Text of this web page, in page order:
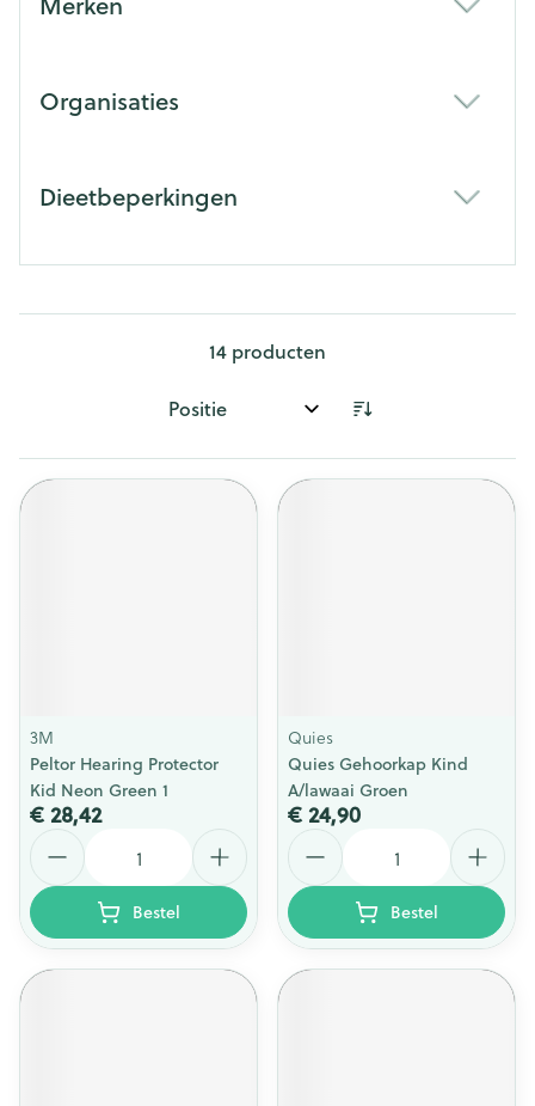
Organisaties
Dieetbeperkingen
14 producten
Sorteer op:
3M
Peltor Hearing Protector
Kid Neon Green 1
€ 28,42
Bestel
Quies
Quies Gehoorkap Kind
A/lawaai Groen
€ 24,90
Aantal
Bestel